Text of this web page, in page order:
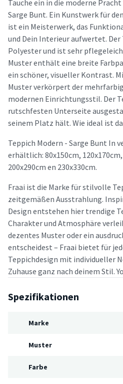
Tauche ein in die moderne
Sarge Bunt. Ein Kunstwerk für
ist ein Meisterwerk, das
und Dein Interieur aufwertet. Der
Polyester und ist sehr
Muster enthält eine breite
ein schöner, visueller Kontrast.
Muster verkörpert der
modernen Einrichtungsstil. Der
rutschfesten Unterseite
seinem Platz hält. Wie ideal ist
Teppich Modern - Sarge Bunt In
erhältlich: 80x150cm,
200x290cm en 230x330cm.
Fraai ist die Marke für stilvolle
zeitgemäßen Ausstrahlung.
Design entstehen hier trendige
Charakter und Atmosphäre
dezentes Muster oder ein
entscheidest – Fraai bietet für
Teppichdesign mit individueller
Zuhause ganz nach deinem Stil.
Spezifikationen
Marke
Muster
Farbe